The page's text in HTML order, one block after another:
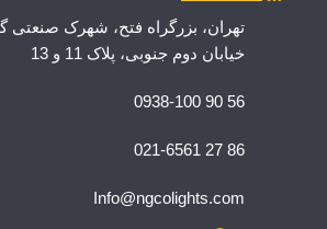
تهران، بزرگراه فتح، شهرک صنعتی
خیابان دوم جنوبی، پلاک 11 و 13
56 90 0938-100
86 27 021-6561
Info@ngcolights.com